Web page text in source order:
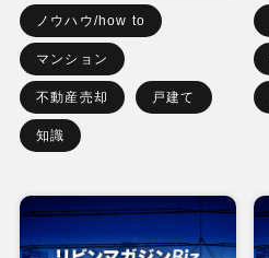
ノウハウ/how to
マンション
不動産売却 戸建て
知識